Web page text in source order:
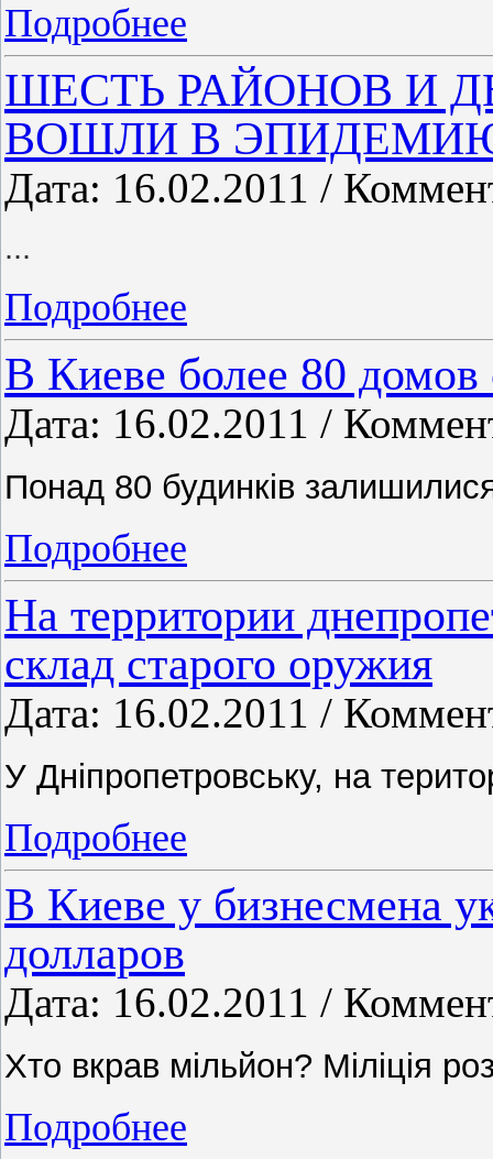
Подробнее
ШЕСТЬ РАЙОНОВ И
ВОШЛИ В
Дата: 16.02.2011 /
...
Подробнее
В Киеве более 80 домов
Дата: 16.02.2011 /
Понад 80 будинків
Подробнее
На территории
склад старого оружия
Дата: 16.02.2011 /
У Дніпропетровську, на
Подробнее
В Киеве у бизнесмена
долларов
Дата: 16.02.2011 /
Хто вкрав мільйон? Міліція
Подробнее